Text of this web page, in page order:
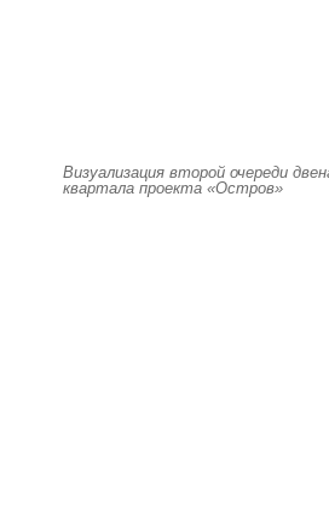
Визуализация второй очереди
квартала проекта «Остров»